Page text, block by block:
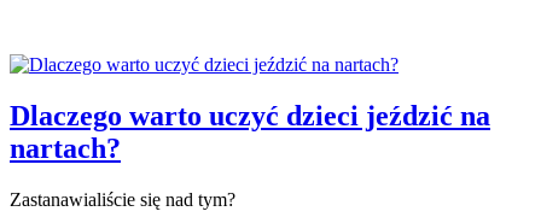
Dlaczego warto uczyć dzieci jeździć na
nartach?
Zastanawialiście się nad tym?